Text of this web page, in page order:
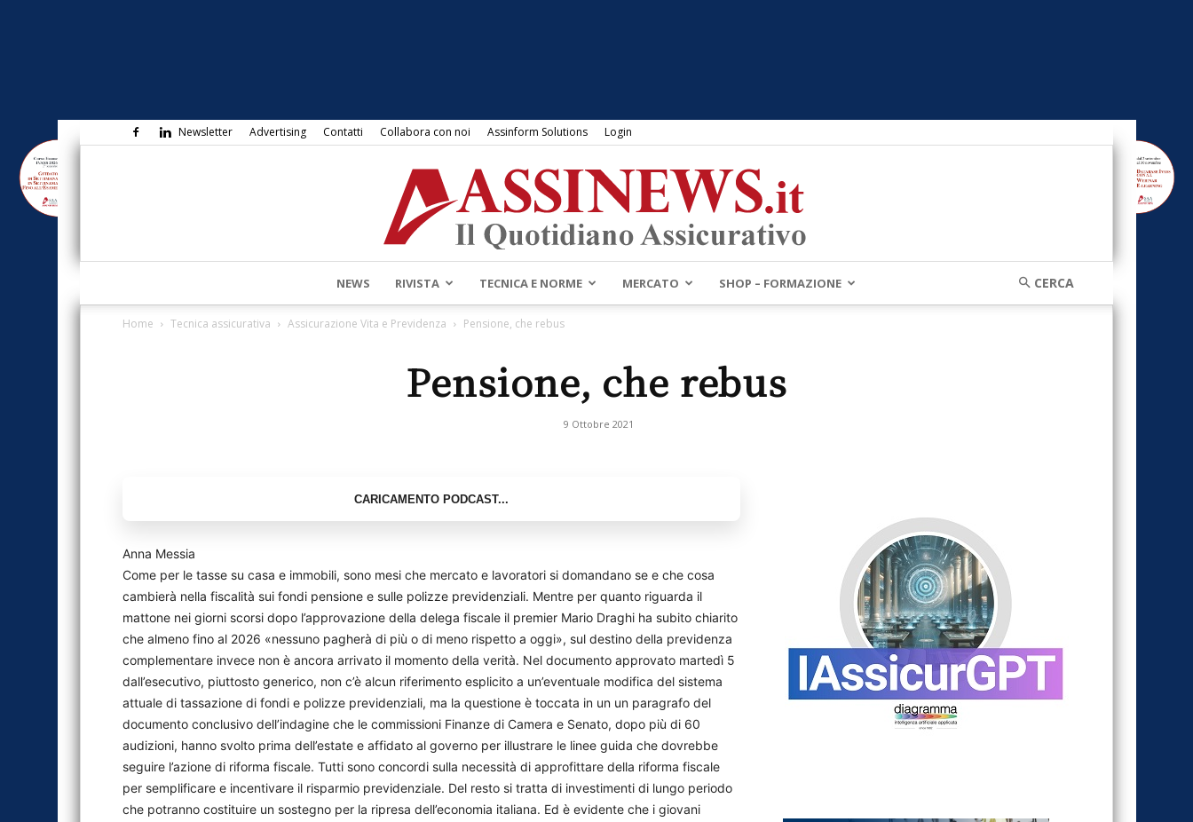
Newsletter Advertising Contatti Collabora con noi Assinform Solutions Login
Assinews.it
NEWS RIVISTA TECNICA E NORME MERCATO SHOP – FORMAZIONE
Home Tecnica assicurativa Assicurazione Vita e Previdenza Pensione, che rebus
Pensione, che rebus
9 Ottobre 2021
Anna Messia
Come per le tasse su casa e immobili, sono mesi che mercato e lavoratori si domandano se e che cosa
cambierà nella fiscalità sui fondi pensione e sulle polizze previdenziali. Mentre per quanto riguarda il
mattone nei giorni scorsi dopo l’approvazione della delega fiscale il premier Mario Draghi ha subito chiarito
che almeno fino al 2026 «nessuno pagherà di più o di meno rispetto a oggi», sul destino della previdenza
complementare invece non è ancora arrivato il momento della verità. Nel documento approvato martedì 5
dall’esecutivo, piuttosto generico, non c’è alcun riferimento esplicito a un’eventuale modifica del sistema
attuale di tassazione di fondi e polizze previdenziali, ma la questione è toccata in un un paragrafo del
documento conclusivo dell’indagine che le commissioni Finanze di Camera e Senato, dopo più di 60
audizioni, hanno svolto prima dell’estate e affidato al governo per illustrare le linee guida che dovrebbe
seguire l’azione di riforma fiscale. Tutti sono concordi sulla necessità di approfittare della riforma fiscale
per semplificare e incentivare il risparmio previdenziale. Del resto si tratta di investimenti di lungo periodo
che potranno costituire un sostegno per la ripresa dell’economia italiana. Ed è evidente che i giovani